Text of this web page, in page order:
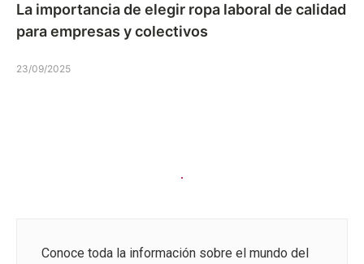
La importancia de elegir ropa laboral de calidad
para empresas y colectivos
23/09/2025
Conoce toda la información sobre el mundo del